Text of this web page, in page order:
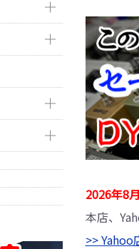
2026年8
本店、
>> Yahoo